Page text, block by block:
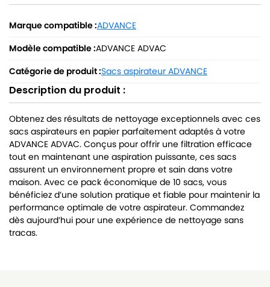
Marque compatible :ADVANCE
Modèle compatible :ADVANCE ADVAC
Catégorie de produit :Sacs aspirateur ADVANCE
Description du produit :
Obtenez des résultats de nettoyage exceptionnels avec ces
sacs aspirateurs en papier parfaitement adaptés à votre
ADVANCE ADVAC. Conçus pour offrir une filtration efficace
tout en maintenant une aspiration puissante, ces sacs
assurent un environnement propre et sain dans votre
maison. Avec ce pack économique de 10 sacs, vous
bénéficiez d’une solution pratique et fiable pour maintenir la
performance optimale de votre aspirateur. Commandez
dès aujourd’hui pour une expérience de nettoyage sans
tracas.